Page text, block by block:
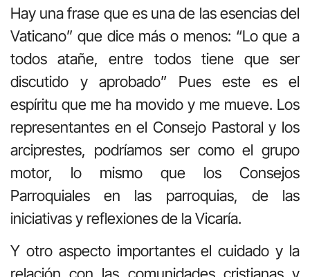
Hay una frase que es una de las esencias del
Vaticano” que dice más o menos: “Lo que a
todos atañe, entre todos tiene que ser
discutido y aprobado” Pues este es el
espíritu que me ha movido y me mueve. Los
representantes en el Consejo Pastoral y los
arciprestes, podríamos ser como el grupo
motor, lo mismo que los Consejos
Parroquiales en las parroquias, de las
iniciativas y reflexiones de la Vicaría.
Y otro aspecto importantes el cuidado y la